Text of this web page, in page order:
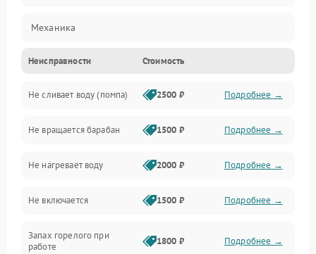
Механика
Электропитание
Водоснабжение
Слив
Программное обеспечение
Неисправности Стоимость
Не сливает воду (помпа) 2500 ₽ Подробнее →
Не вращается барабан 1500 ₽ Подробнее →
Не нагревает воду 2000 ₽ Подробнее →
Не включается 1500 ₽ Подробнее →
Запах горелого при
работе
1800 ₽ Подробнее →